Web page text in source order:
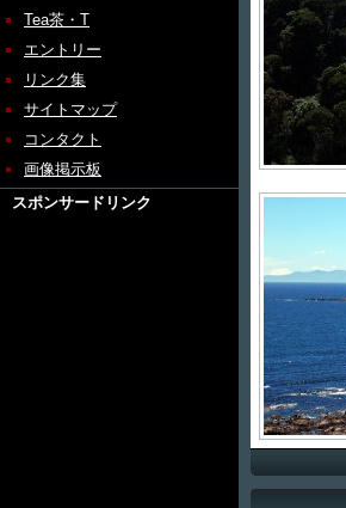
Tea茶・T
エントリー
リンク集
サイトマップ
コンタクト
画像掲示板
スポンサードリンク